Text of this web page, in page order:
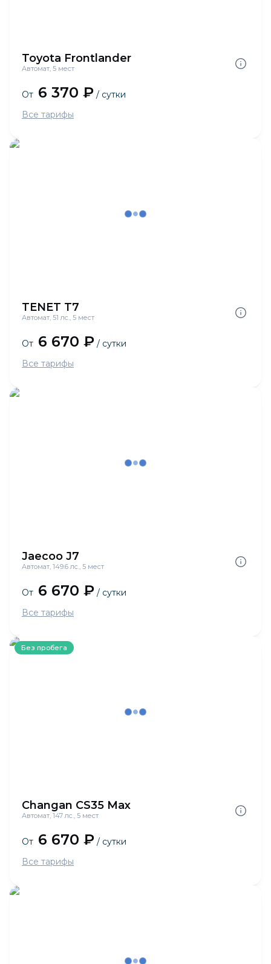
Toyota Frontlander
Автомат, 5 мест
От 6 370 ₽ / сутки
Все тарифы
TENET T7
Автомат, 51 лс., 5 мест
От 6 670 ₽ / сутки
Все тарифы
Jaecoo J7
Автомат, 149.6 лс., 5 мест
От 6 670 ₽ / сутки
Все тарифы
Без пробега
Changan CS35 Max
Автомат, 147 лс., 5 мест
От 6 670 ₽ / сутки
Все тарифы